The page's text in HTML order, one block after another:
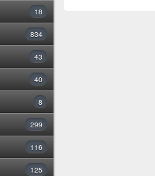
18
834
43
40
8
299
116
125